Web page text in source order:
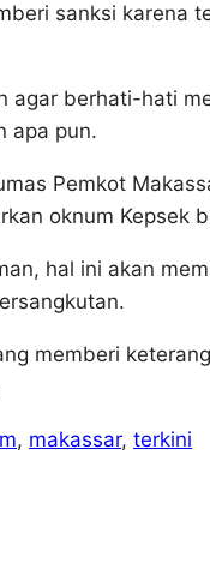
sanksi karena
agar berhati-hati
apa pun.
Pemkot
oknum Kepsek
hal ini akan
memberi
, makassar, terkini